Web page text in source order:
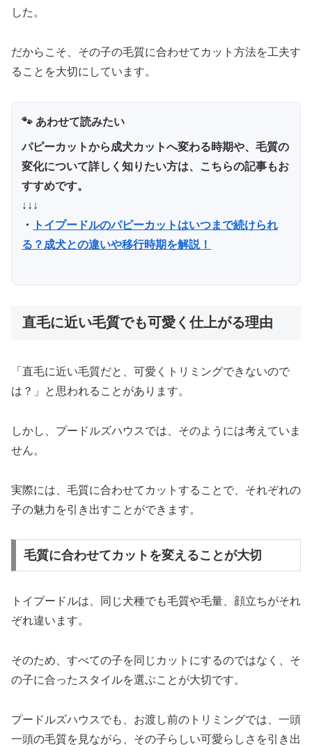
した。
だからこそ、その子の毛質に合わせてカット方法を工夫す
ることを大切にしています。
🐾 あわせて読みたい
パピーカットから成犬カットへ変わる時期や、毛質の
変化について詳しく知りたい方は、こちらの記事もお
すすめです。
↓↓↓
・
トイプードルのパピーカットはいつまで続けられ
る？成犬との違いや移行時期を解説！
直毛に近い毛質でも可愛く仕上がる理由
「直毛に近い毛質だと、可愛くトリミングできないので
は？」と思われることがあります。
しかし、プードルズハウスでは、そのようには考えていま
せん。
実際には、毛質に合わせてカットすることで、それぞれの
子の魅力を引き出すことができます。
毛質に合わせてカットを変えることが大切
トイプードルは、同じ犬種でも毛質や毛量、顔立ちがそれ
ぞれ違います。
そのため、すべての子を同じカットにするのではなく、そ
の子に合ったスタイルを選ぶことが大切です。
プードルズハウスでも、お渡し前のトリミングでは、一頭
一頭の毛質を見ながら、その子らしい可愛らしさを引き出